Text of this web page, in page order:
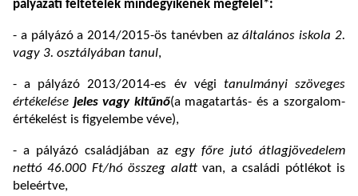
pályázati feltételek mindegyikének megfelel*:
- a pályázó a 2014/2015-ös tanévben azáltalános iskola 2.
vagy 3. osztályában tanul,
- a pályázó 2013/2014-es év végi tanulmányi szöveges
értékelése jeles vagy kitűnő(a magatartás- és a szorgalom-
értékelést is figyelembe véve),
- a pályázó családjában az egy főre jutó átlagjövedelem
nettó 46.000 Ft/hó összeg alattvan, a családi pótlékot is
beleértve,